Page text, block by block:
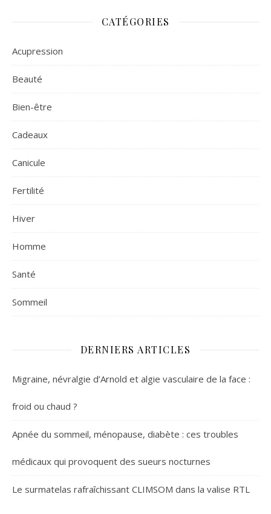
CATÉGORIES
Acupression
Beauté
Bien-être
Cadeaux
Canicule
Fertilité
Hiver
Homme
Santé
Sommeil
DERNIERS ARTICLES
Migraine, névralgie d’Arnold et algie vasculaire de la face :
froid ou chaud ?
Apnée du sommeil, ménopause, diabète : ces troubles
médicaux qui provoquent des sueurs nocturnes
Le surmatelas rafraîchissant CLIMSOM dans la valise RTL